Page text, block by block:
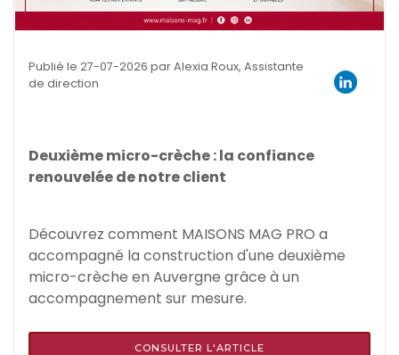
Publié le 27-07-2026 par Alexia Roux, Assistante
de direction
Deuxième micro-crèche : la confiance
renouvelée de notre client
Découvrez comment MAISONS MAG PRO a
accompagné la construction d'une deuxième
micro-crèche en Auvergne grâce à un
accompagnement sur mesure.
CONSULTER L'ARTICLE